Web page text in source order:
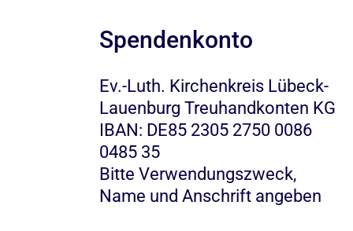
Spendenkonto
Ev.-Luth. Kirchenkreis Lübeck-
Lauenburg Treuhandkonten KG
IBAN: DE85 2305 2750 0086
0485 35
Bitte Verwendungszweck,
Name und Anschrift angeben